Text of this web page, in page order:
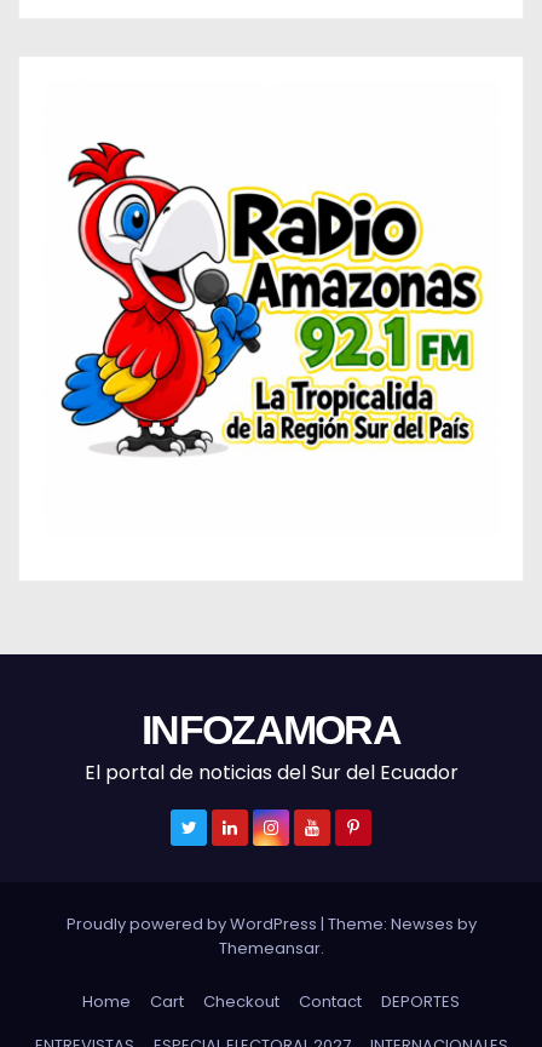
INFOZAMORA
El portal de noticias del Sur del Ecuador
Proudly powered by WordPress | Theme: Newses by
Themeansar.
Home Cart Checkout Contact
DEPORTES